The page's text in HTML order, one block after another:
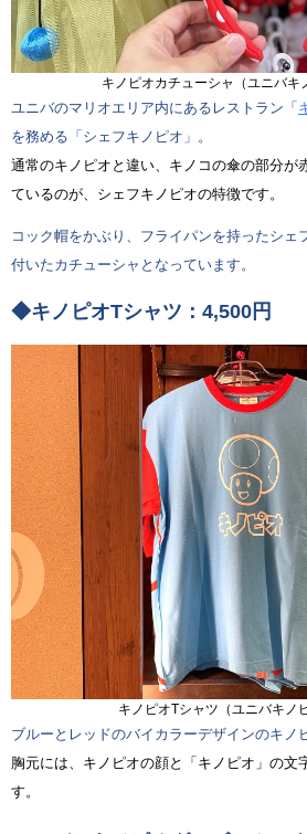
キノピオカチューシャ（ユニバキ
ユニバのマリオエリア内にあるレストラン「
を務める「シェフキノピオ」。
通常のキノピオと違い、キノコの傘の部分が
ているのが、シェフキノピオの特徴です。
コック帽をかぶり、フライパンを持ったシェ
付いたカチューシャとなっています。
◆キノピオTシャツ：4,500円
キノピオTシャツ（ユニバキノ
ブルーとレッドのバイカラーデザインのキノ
胸元には、キノピオの顔と「キノピオ」の文
す。